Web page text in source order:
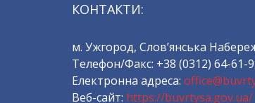
КОНТАКТИ:
м. Ужгород, Слов’янська
Телефон/Факс: +38 (0312) 64-61-
Електронна адреса:
Веб-сайт: https://buvrtysa.gov.ua/